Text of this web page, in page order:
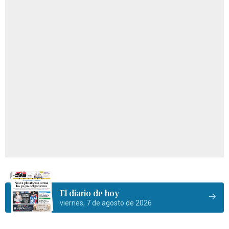
El diario de hoy
viernes, 7 de agosto de 2026